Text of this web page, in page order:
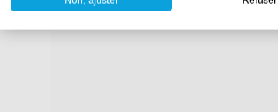
Ensemble :